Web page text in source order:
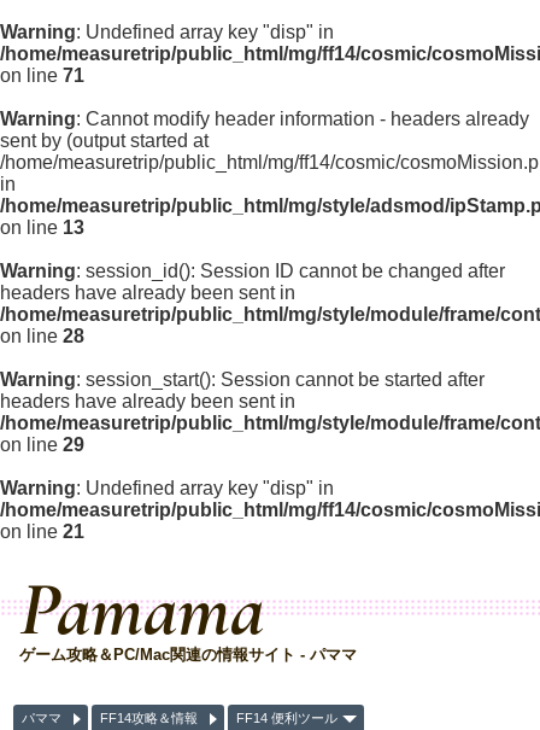
Warning: Undefined array key "disp" in
/home/measuretrip/public_html/mg/ff14/cosmic/
on line 71
Warning: Cannot modify header information - headers already
sent by (output started at
/home/measuretrip/public_html/mg/ff14/cosmic/
in
/home/measuretrip/public_html/mg/style/adsmod/
on line 13
Warning: session_id(): Session ID cannot be changed after
headers have already been sent in
/home/measuretrip/public_html/mg/style/module/frame/
on line 28
Warning: session_start(): Session cannot be started after
headers have already been sent in
/home/measuretrip/public_html/mg/style/module/frame/
on line 29
Warning: Undefined array key "disp" in
/home/measuretrip/public_html/mg/ff14/cosmic/
on line 21
Pamama
ゲーム攻略＆PC/Mac関連の情報サイト - パママ
パママ FF14攻略＆情報 FF14 便利ツール